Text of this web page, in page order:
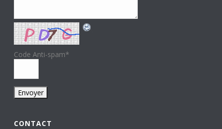
Code Anti-spam*
CONTACT